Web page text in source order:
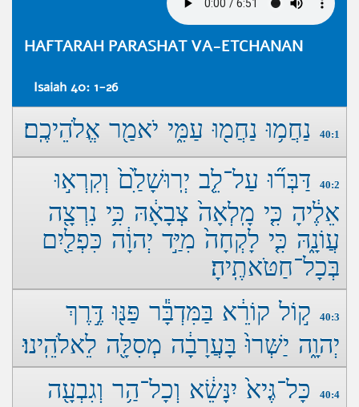
HAFTARAH PARASHAT VA-ETCHANAN
Isaiah 40: 1-26
40:1 נַחֲמ֥וּ נַחֲמ֖וּ עַמִּ֑י יֹאמַ֖ר אֱלֹהֵיכֶֽם׃
40:2
דַּבְּר֞וּ עַל־לֵ֤ב יְרֽוּשָׁלַ‍ִ֙ם֙ וְקִרְא֣וּ
אֵלֶ֔יהָ כִּ֤י מָֽלְאָה֙ צְבָאָ֔הּ כִּ֥י נִרְצָ֖ה
עֲו‍ֹנָ֑הּ כִּ֤י לָקְחָה֙ מִיַּ֣ד יְהוָ֔ה כִּפְלַ֖יִם
בְּכָל־חַטֹּאתֶֽיהָ׃
40:3
ק֣וֹל קוֹרֵ֔א בַּמִּדְבָּ֕ר פַּנּ֖וּ דֶּ֣רֶךְ
יְהוָ֑ה יַשְּׁרוּ֙ בָּעֲרָבָ֔ה מְסִלָּ֖ה לֵאלֹהֵֽינוּ׃
40:4
כָּל־גֶּיא֙ יִנָּשֵׂ֔א וְכָל־הַ֥ר וְגִבְעָ֖ה